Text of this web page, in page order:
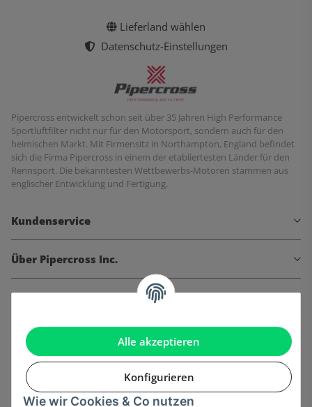
Alle akzeptieren
Konfigurieren
Wie wir Cookies & Co nutzen
Lieferland wählen
Datenschutz-Einstellungen
Pipercross entwickelt schon seit über 35 Jahren High Performance
Sportluftfilter nicht nur für den Motorsport, sondern auch für den
heimischen Markt. Mit Firmensitz in Northampton, England befindet
sich die Firma Pipercross in einem der etabliertesten Länder für den
Rennsport. Die bekanntesten Wettbewerbs-Motoren stammen aus
englischer Entwicklung und Fertigung.
Kundenservice
Über Pipercross Inc.
Informationen
Gesetzliche Informationen